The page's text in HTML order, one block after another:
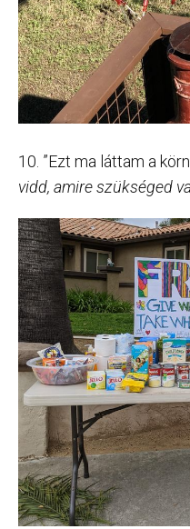
10. ”Ezt ma láttam a
vidd, amire szükséged